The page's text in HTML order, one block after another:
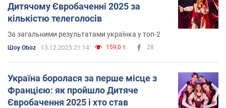
Дитячому Євробаченні 2025 за
кількістю телеголосів
За загальними результатами українка у топ-2
Шоу Oboz 13.12.2025 21:14 159,0 т. 28
Україна боролася за перше місце з
Францією: як пройшло Дитяче
Євробачення 2025 і хто став